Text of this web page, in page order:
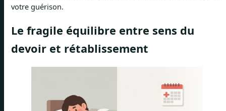
votre guérison.
Le fragile équilibre entre sens du
devoir et rétablissement